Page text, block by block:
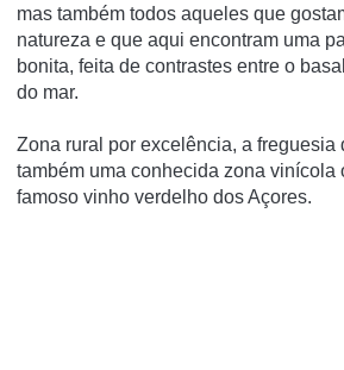
mas também todos aqueles que
natureza e que aqui encontram uma
bonita, feita de contrastes entre o
do mar.
Zona rural por excelência, a freguesia
também uma conhecida zona vinícola
famoso vinho verdelho dos Açores.